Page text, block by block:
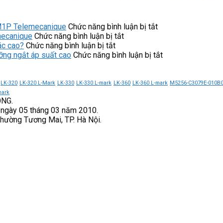
Telemecanique Chức năng bình luận bị tắtở
chọn
tắc
Chức năng bình luận bị tắtở
điểm
tắc
cao? Chức năng bình luận bị tắtở
Servo
M13A-
ngắt áp suất cao Chức năng bình luận bị tắtở
áp
LK-320 LK-320 L-Mark LK-330 LK-330 L-mark LK-360 LK-360 L-mark M5256-C3079E-
05 tháng 03 năm 2010.
Tương Mai, TP. Hà Nội.